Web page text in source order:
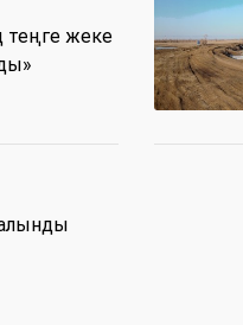
теңге жеке